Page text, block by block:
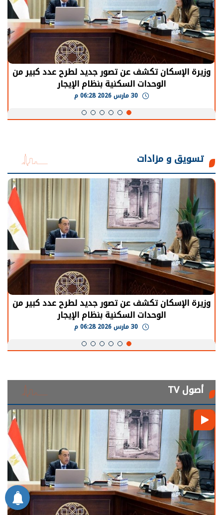
الرئيس السيسي: توقف الأنشطة في قطاع الطاقة
يحتاج إلى سنوات لعودة معدلات الإنتاج الطبيعية
تسويق و مزادات
الرئيس السيسي: توقف الأنشطة في قطاع الطاقة
يحتاج إلى سنوات لعودة معدلات الإنتاج الطبيعية
أصول TV